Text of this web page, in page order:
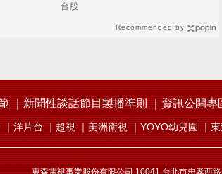
100%子公司
台股
Recommended by
新聞性談話節目製播準則 資訊公開專
洋片台 超視 美洲衛視 YOYO幼兒園